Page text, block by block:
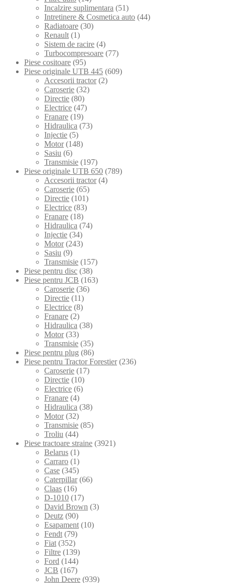
Incalzire suplimentara (51)
Intretinere & Cosmetica auto (44)
Radiatoare (30)
Renault (1)
Sistem de racire (4)
Turbocompresoare (77)
Piese cositoare (95)
Piese originale UTB 445 (609)
Accesorii tractor (2)
Caroserie (32)
Directie (80)
Electrice (47)
Franare (19)
Hidraulica (73)
Injectie (5)
Motor (148)
Sasiu (6)
Transmisie (197)
Piese originale UTB 650 (789)
Accesorii tractor (4)
Caroserie (65)
Directie (101)
Electrice (83)
Franare (18)
Hidraulica (74)
Injectie (34)
Motor (243)
Sasiu (9)
Transmisie (157)
Piese pentru disc (38)
Piese pentru JCB (163)
Caroserie (36)
Directie (11)
Electrice (8)
Franare (2)
Hidraulica (38)
Motor (33)
Transmisie (35)
Piese pentru plug (86)
Piese pentru Tractor Forestier (236)
Caroserie (17)
Directie (10)
Electrice (6)
Franare (4)
Hidraulica (38)
Motor (32)
Transmisie (85)
Troliu (44)
Piese tractoare straine (3921)
Belarus (1)
Carraro (1)
Case (345)
Caterpillar (66)
Claas (16)
D-1010 (17)
David Brown (3)
Deutz (90)
Esapament (10)
Fendt (79)
Fiat (352)
Filtre (139)
Ford (144)
JCB (167)
John Deere (939)